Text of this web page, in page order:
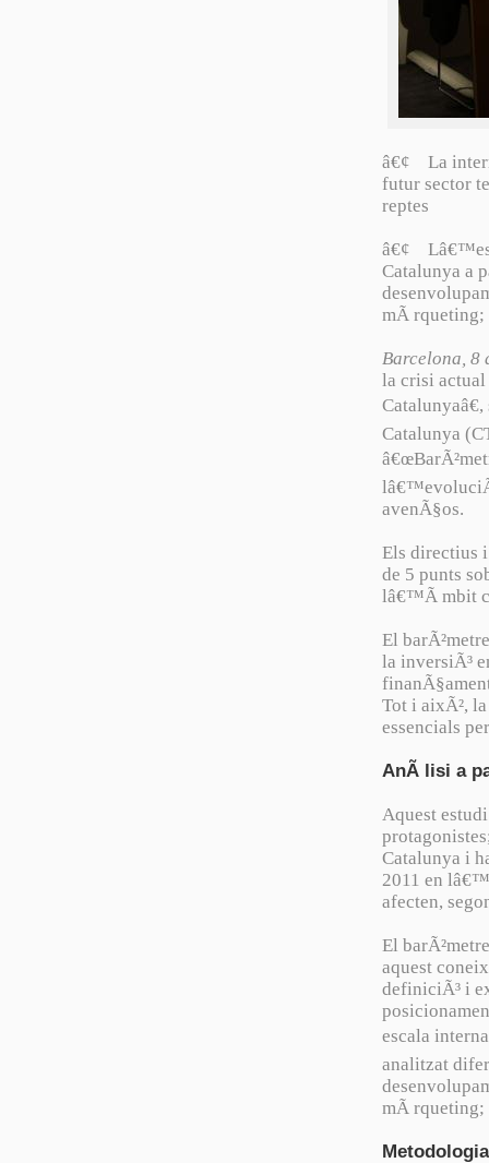
â€¢ La
futur sector
reptes
â€¢
Catalunya a
mÃ
Barcelona, 8
la crisi actual
Catalunya
avenÃ§os.
Els directius
de 5 punts
lâ€™Ã mbit
El
la inversiÃ³
Tot i aixÃ²,
essencials
AnÃ lisi a
Aquest
Catalunya i
2011 en
afecten,
El
aquest
definiciÃ³ i
escala
analitzat
mÃ
Metodologia